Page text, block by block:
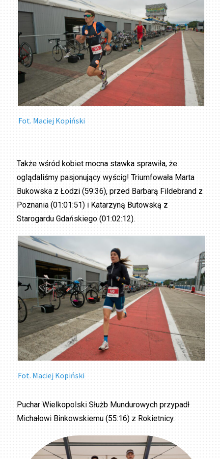
Fot. Maciej Kopiński
Także wśród kobiet mocna stawka sprawiła, że
oglądaliśmy pasjonujący wyścig! Triumfowała Marta
Bukowska z Łodzi (59:36), przed Barbarą Fildebrand z
Poznania (01:01:51) i Katarzyną Butowską z
Starogardu Gdańskiego (01:02:12).
Fot. Maciej Kopiński
Puchar Wielkopolski Służb Mundurowych przypadł
Michałowi Binkowskiemu (55:16) z Rokietnicy.